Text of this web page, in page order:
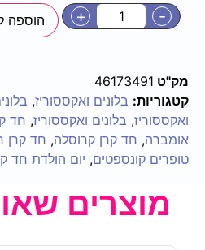
-
+ הוספה
מק"ט 46173491
קטגוריות: בלונים ואקססוריז,
ואקססוריז, בלונים ואקססוריז, חד
אומברה, חד קרן קרוסלה, חד קרן
טופרים קונספטים, יום הולדת חד
מוצרים